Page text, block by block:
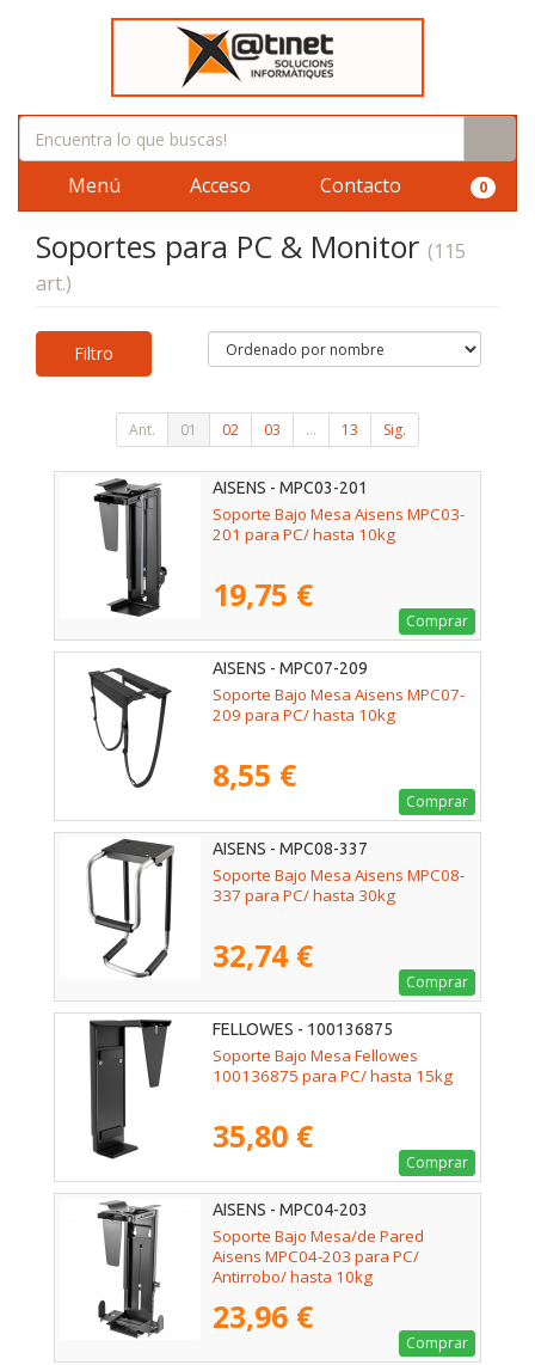
Menú Acceso Contacto 0
Soportes para PC & Monitor (115
art.)
Filtro
Ant. 01 02 03 ... 13 Sig.
AISENS - MPC03-201
Soporte Bajo Mesa Aisens MPC03-
201 para PC/ hasta 10kg
19,75 €
Comprar
AISENS - MPC07-209
Soporte Bajo Mesa Aisens MPC07-
209 para PC/ hasta 10kg
8,55 €
Comprar
AISENS - MPC08-337
Soporte Bajo Mesa Aisens MPC08-
337 para PC/ hasta 30kg
32,74 €
Comprar
FELLOWES - 100136875
Soporte Bajo Mesa Fellowes
100136875 para PC/ hasta 15kg
35,80 €
Comprar
AISENS - MPC04-203
Soporte Bajo Mesa/de Pared
Aisens MPC04-203 para PC/
Antirrobo/ hasta 10kg
23,96 €
Comprar